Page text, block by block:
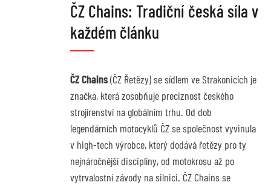
ČZ Chains: Tradiční česká síla v
každém článku
ČZ Chains (ČZ Řetězy) se sídlem ve Strakonicích je
značka, která zosobňuje preciznost českého
strojírenství na globálním trhu. Od dob
legendárních motocyklů ČZ se společnost vyvinula
v high-tech výrobce, který dodává řetězy pro ty
nejnáročnější disciplíny, od motokrosu až po
vytrvalostní závody na silnici. ČZ Chains se